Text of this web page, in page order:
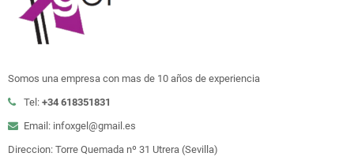
Somos una empresa con mas de 10 años de experiencia
Tel: +34 618351831
Email: infoxgel@gmail.es
Direccion: Torre Quemada nº 31 Utrera (Sevilla)